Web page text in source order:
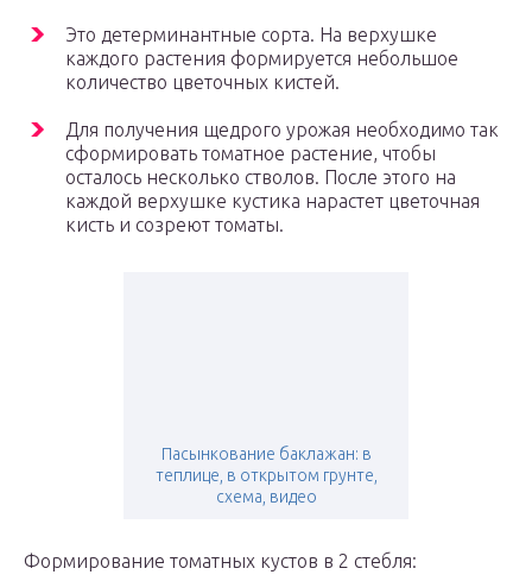
Это детерминантные сорта. На верхушке
каждого растения формируется небольшое
количество цветочных кистей.
Для получения щедрого урожая необходимо так
сформировать томатное растение, чтобы
осталось несколько стволов. После этого на
каждой верхушке кустика нарастет цветочная
кисть и созреют томаты.
Пасынкование баклажан: в
теплице, в открытом грунте,
схема, видео
Формирование томатных кустов в 2 стебля: